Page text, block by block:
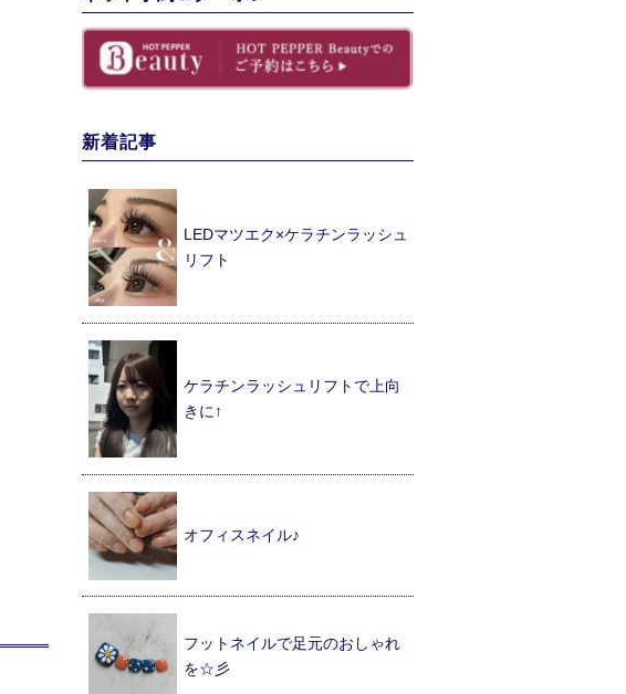
新着記事
LEDマツエク×ケラチンラッシュ
リフト
ケラチンラッシュリフトで上向
きに↑
オフィスネイル♪
フットネイルで足元のおしゃれ
を☆彡